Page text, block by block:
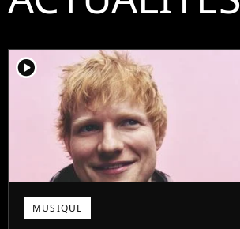
player2
MUSIQUE